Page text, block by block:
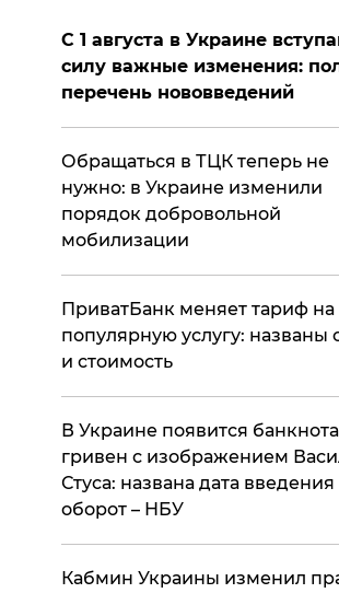
С 1 августа в Украине
силу важные изменения:
перечень нововведений
Обращаться в ТЦК теперь не
нужно: в Украине изменили
порядок добровольной
мобилизации
ПриватБанк меняет тариф на
популярную услугу: названы
и стоимость
В Украине появится
гривен с изображением
Стуса: названа дата введения
оборот – НБУ
Кабмин Украины изменил